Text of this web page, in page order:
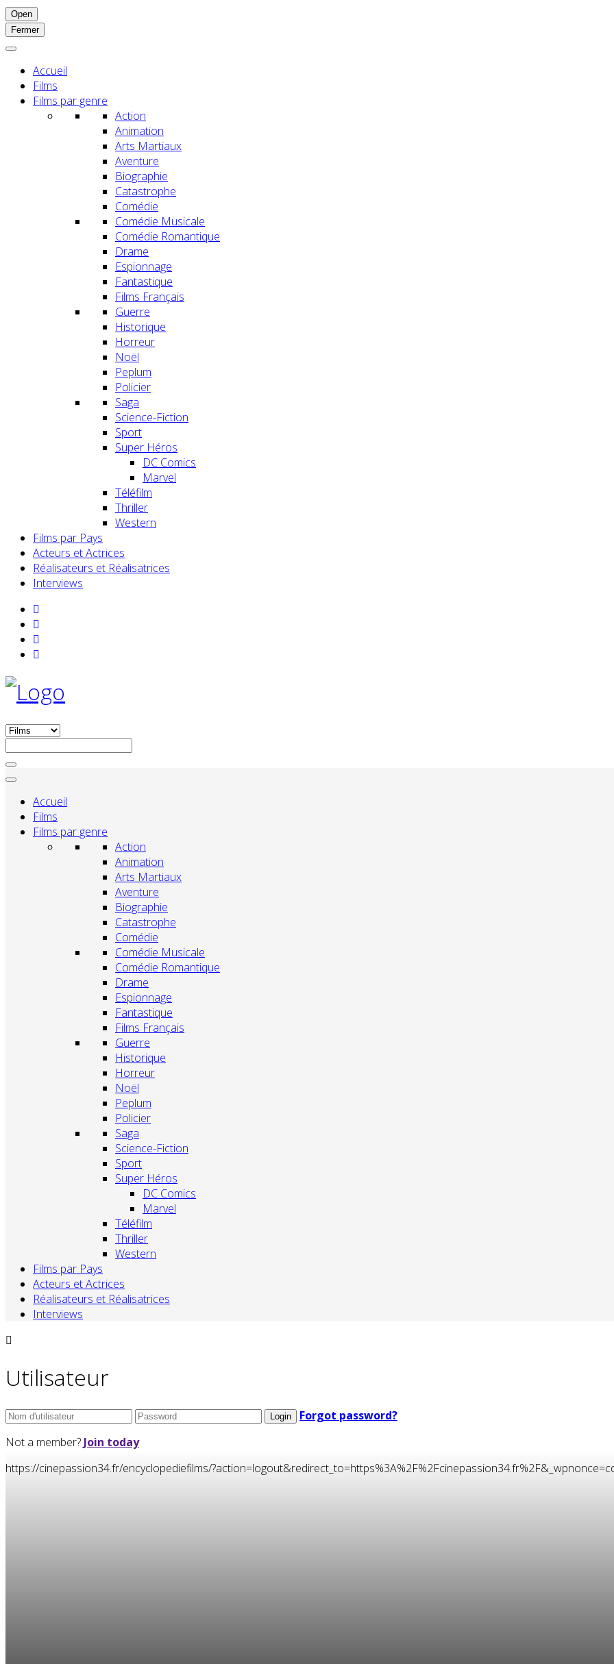
Open
Fermer
Accueil
Films
Films par genre
Action
Animation
Arts Martiaux
Aventure
Biographie
Catastrophe
Comédie
Comédie Musicale
Comédie Romantique
Drame
Espionnage
Fantastique
Films Français
Guerre
Historique
Horreur
Noël
Peplum
Policier
Saga
Science-Fiction
Sport
Super Héros
DC Comics
Marvel
Téléfilm
Thriller
Western
Films par Pays
Acteurs et Actrices
Réalisateurs et Réalisatrices
Interviews
Accueil
Films
Films par genre
Action
Animation
Arts Martiaux
Aventure
Biographie
Catastrophe
Comédie
Comédie Musicale
Comédie Romantique
Drame
Espionnage
Fantastique
Films Français
Guerre
Historique
Horreur
Noël
Peplum
Policier
Saga
Science-Fiction
Sport
Super Héros
DC Comics
Marvel
Téléfilm
Thriller
Western
Films par Pays
Acteurs et Actrices
Réalisateurs et Réalisatrices
Interviews
Utilisateur
Forgot password?
Not a member? Join today
https://cinepassion34.fr/encyclopediefilms/